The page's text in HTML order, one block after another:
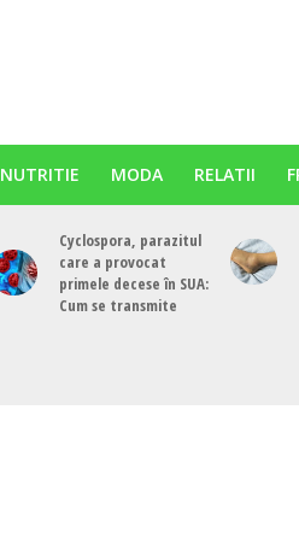
NUTRITIE MODA RELATII
Cyclospora, parazitul
care a provocat
primele decese în SUA:
Cum se transmite